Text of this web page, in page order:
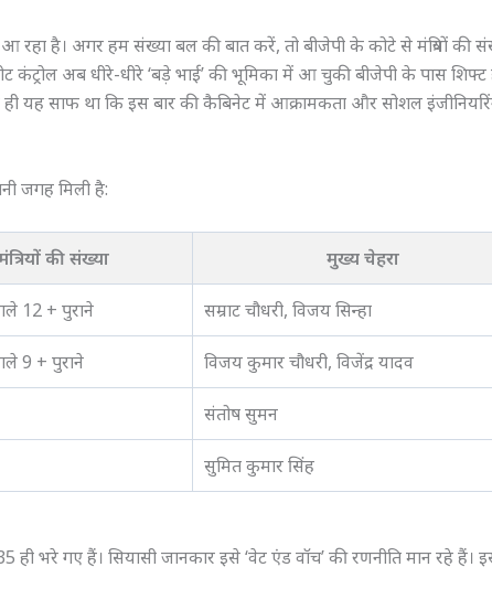
आ रहा है। अगर हम संख्या बल की बात करें, तो बीजेपी के कोटे से मंत्रियों की
अब धीरे-धीरे ‘बड़े भाई’ की भूमिका में आ चुकी बीजेपी के पास शिफ्ट
ही यह साफ था कि इस बार की कैबिनेट में आक्रामकता और सोशल
जगह मिली है:
की संख्या मुख्य चेहरा
12 + पुराने सम्राट चौधरी, विजय सिन्हा
9 + पुराने विजय कुमार चौधरी, विजेंद्र यादव
संतोष सुमन
सुमित कुमार सिंह
भरे गए हैं। सियासी जानकार इसे ‘वेट एंड वॉच’ की रणनीति मान रहे हैं।